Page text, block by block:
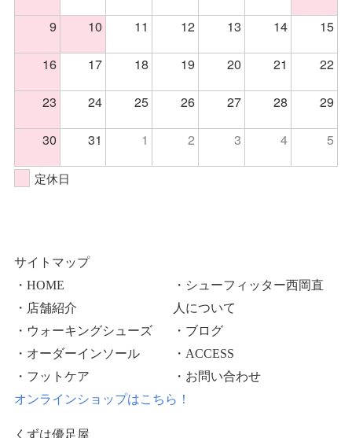
9
10 11 12 13 14
15
16
17 18 19 20 21
22
23
24 25 26 27 28
29
30
31 1 2 3 4 5
定休日
サイトマップ
・HOME
・店舗紹介
・ウォーキングシューズ
・オーダーインソール
・フットケア
・シューフィッター西岡直
人について
・ブログ
・ACCESS
・お問い合わせ
オンラインショップはこちら！
くずは優足屋